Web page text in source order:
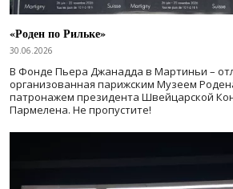
«Роден по Рильке»
30.06.2026
В Фонде Пьера Джанадда в Мартиньи –
организованная парижским Музеем
патронажем президента Швейцарской
Пармелена. Не пропустите!